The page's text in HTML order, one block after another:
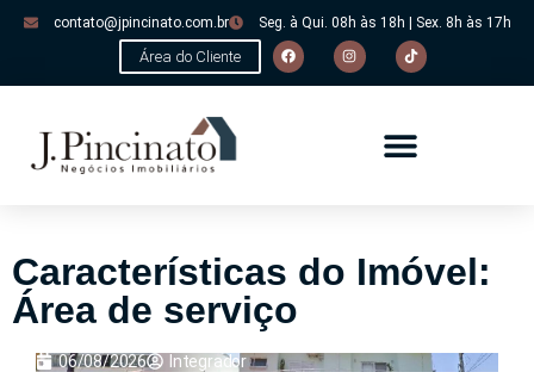
contato@jpincinato.com.br Seg. à Qui. 08h às 18h | Sex. 8h às 17h
Área do Cliente
Características do Imóvel:
Área de serviço
06/08/2026 Integrador